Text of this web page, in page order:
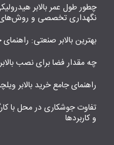
چطور طول عمر بالابر
نگهداری تخصصی و روش‌های
بهترین بالابر صنعتی:
چه مقدار فضا برای نصب
راهنمای جامع خرید بالابر
تفاوت جوشکاری در محل با
و کاربردها